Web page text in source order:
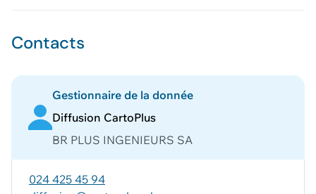
Contacts
Gestionnaire de la donnée
Diffusion CartoPlus
BR PLUS INGENIEURS SA
024 425 45 94